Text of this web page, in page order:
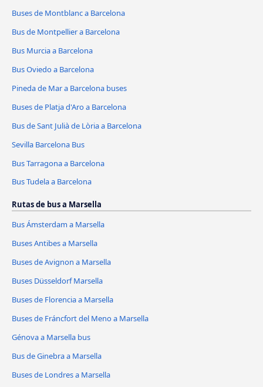
Buses de Montblanc a Barcelona
Bus de Montpellier a Barcelona
Bus Murcia a Barcelona
Bus Oviedo a Barcelona
Pineda de Mar a Barcelona buses
Buses de Platja d'Aro a Barcelona
Bus de Sant Julià de Lòria a Barcelona
Sevilla Barcelona Bus
Bus Tarragona a Barcelona
Bus Tudela a Barcelona
Rutas de bus a Marsella
Bus Ámsterdam a Marsella
Buses Antibes a Marsella
Buses de Avignon a Marsella
Buses Düsseldorf Marsella
Buses de Florencia a Marsella
Buses de Fráncfort del Meno a Marsella
Génova a Marsella bus
Bus de Ginebra a Marsella
Buses de Londres a Marsella